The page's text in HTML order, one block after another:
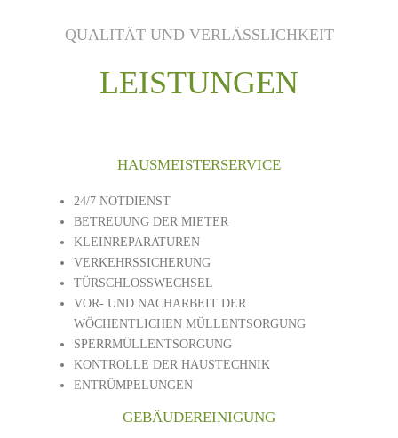
QUALITÄT UND VERLÄSSLICHKEIT
LEISTUNGEN
HAUSMEISTERSERVICE
24/7 NOTDIENST
BETREUUNG DER MIETER
KLEINREPARATUREN
VERKEHRSSICHERUNG
TÜRSCHLOSSWECHSEL
VOR- UND NACHARBEIT DER
WÖCHENTLICHEN MÜLLENTSORGUNG
SPERRMÜLLENTSORGUNG
KONTROLLE DER HAUSTECHNIK
ENTRÜMPELUNGEN
GEBÄUDEREINIGUNG